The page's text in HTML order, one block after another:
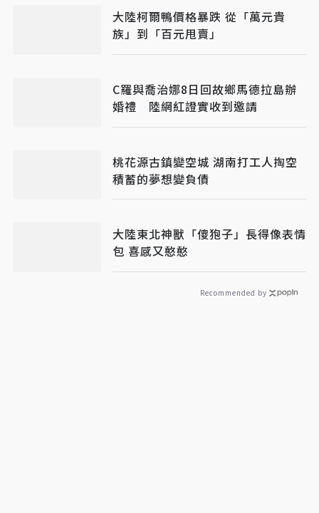
大陸柯爾鴨價格暴跌 從「萬元貴
族」到「百元甩賣」
C羅與喬治娜8日回故鄉馬德拉島辦
婚禮 陸網紅證實收到邀請
桃花源古鎮變空城 湖南打工人掏空
積蓄的夢想變負債
大陸東北神獸「傻狍子」長得像表情
包 喜感又憨憨
Recommended by